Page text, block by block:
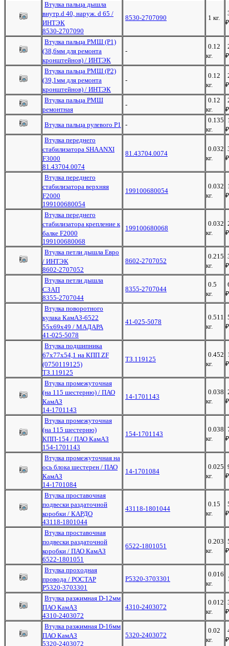
Втулка пальца дышла
внутр.d 40, наруж. d 65 /
ИНТЭК
8530-2707090
8530-2707090 1 кг.
₽
Втулка пальца РМШ (Р1)
(38,6мм для ремонта
кронштейнов) / ИНТЭК
-
0.12
кг.
₽
Втулка пальца РМШ (Р2)
(39,1мм для ремонта
кронштейнов) / ИНТЭК
-
0.12
кг.
₽
Втулка пальца РМШ
ремонтная
-
0.12
кг.
₽
Втулка пальца рулевого Р1 -
0.135
кг.
₽
Втулка переднего
стабилизатора SHAANXI
F3000
81.43704.0074
81.43704.0074
0.032
кг.
₽
Втулка переднего
стабилизатора верхняя
F2000
199100680054
199100680054
0.032
кг.
₽
Втулка переднего
стабилизатора крепление к
балке F2000
199100680068
199100680068
0.032
кг.
₽
Втулка петли дышла Евро
/ ИНТЭК
8602-2707052
8602-2707052
0.215
кг.
₽
Втулка петли дышла
СЗАП
8355-2707044
8355-2707044
0.5
кг.
₽
Втулка поворотного
кулака КамАЗ-6522
55х69х49 / МАДАРА
41-025-5078
41-025-5078
0.511
кг.
₽
Втулка подшипника
67х77х54,1 на КПП ZF
(0750119125)
ТЗ.119125
ТЗ.119125
0.452
кг.
₽
Втулка промежуточная
(на 115 шестерню) / ПАО
КамАЗ
14-1701143
14-1701143
0.038
кг.
₽
Втулка промежуточная
(на 115 шестерню)
КПП-154 / ПАО КамАЗ
154-1701143
154-1701143
0.038
кг.
₽
Втулка промежуточная на
ось блока шестерен / ПАО
КамАЗ
14-1701084
14-1701084
0.025
кг.
₽
Втулка проставочная
подвески раздаточной
коробки / КАРДО
43118-1801044
43118-1801044
0.15
кг.
₽
Втулка проставочная
подвески раздаточной
коробки / ПАО КамАЗ
6522-1801051
6522-1801051
0.203
кг.
₽
Втулка проходная
провода / РОСТАР
Р5320-3703301
Р5320-3703301
0.016
кг.
Втулка разжимная D-12мм
ПАО КамАЗ
4310-2403072
4310-2403072
0.012
кг.
₽
Втулка разжимная D-16мм
ПАО КамАЗ
5320-2403072
5320-2403072
0.02
кг.
₽